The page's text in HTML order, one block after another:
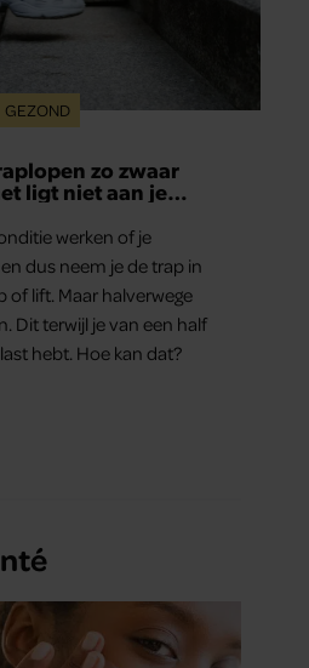
GEZOND
zo zwaar
ligt niet aan je
werken of je
dus neem je de trap in
of lift. Maar halverwege
Dit terwijl je van een half
hebt. Hoe kan dat?